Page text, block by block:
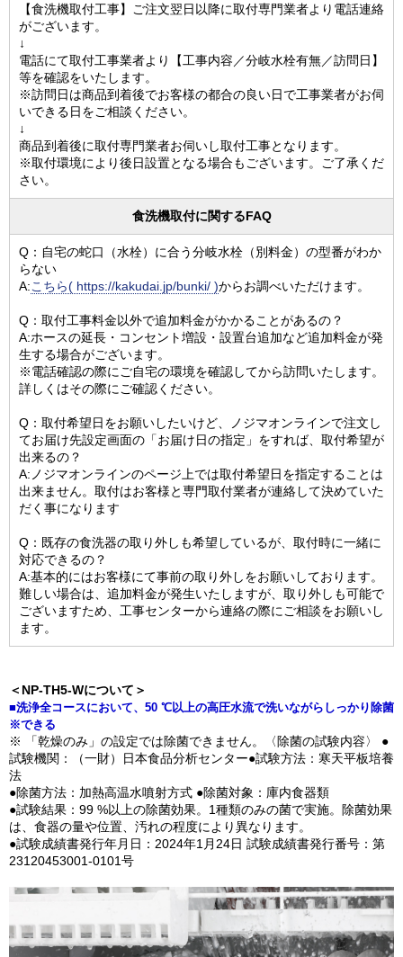
【食洗機取付工事】ご注文翌日以降に取付専門業者より電話連絡
がございます。
↓
電話にて取付工事業者より【工事内容／分岐水栓有無／訪問日】
等を確認をいたします。
※訪問日は商品到着後でお客様の都合の良い日で工事業者がお伺
いできる日をご相談ください。
↓
商品到着後に取付専門業者お伺いし取付工事となります。
※取付環境により後日設置となる場合もございます。ご了承くだ
さい。
食洗機取付に関するFAQ
Q：自宅の蛇口（水栓）に合う分岐水栓（別料金）の型番がわか
らない
A:こちら( https://kakudai.jp/bunki/ )からお調べいただけます。
Q：取付工事料金以外で追加料金がかかることがあるの？
A:ホースの延長・コンセント増設・設置台追加など追加料金が発
生する場合がございます。
※電話確認の際にご自宅の環境を確認してから訪問いたします。
詳しくはその際にご確認ください。
Q：取付希望日をお願いしたいけど、ノジマオンラインで注文し
てお届け先設定画面の「お届け日の指定」をすれば、取付希望が
出来るの？
A:ノジマオンラインのページ上では取付希望日を指定することは
出来ません。取付はお客様と専門取付業者が連絡して決めていた
だく事になります
Q：既存の食洗器の取り外しも希望しているが、取付時に一緒に
対応できるの？
A:基本的にはお客様にて事前の取り外しをお願いしております。
難しい場合は、追加料金が発生いたしますが、取り外しも可能で
ございますため、工事センターから連絡の際にご相談をお願いし
ます。
＜NP-TH5-Wについて＞
■洗浄全コースにおいて、50 ℃以上の高圧水流で洗いながらしっかり除菌
※できる
※ 「乾燥のみ」の設定では除菌できません。〈除菌の試験内容〉 ●
試験機関：（一財）日本食品分析センター●試験方法：寒天平板培養
法
●除菌方法：加熱高温水噴射方式 ●除菌対象：庫内食器類
●試験結果：99 %以上の除菌効果。1種類のみの菌で実施。除菌効果
は、食器の量や位置、汚れの程度により異なります。
●試験成績書発行年月日：2024年1月24日 試験成績書発行番号：第
23120453001-0101号​